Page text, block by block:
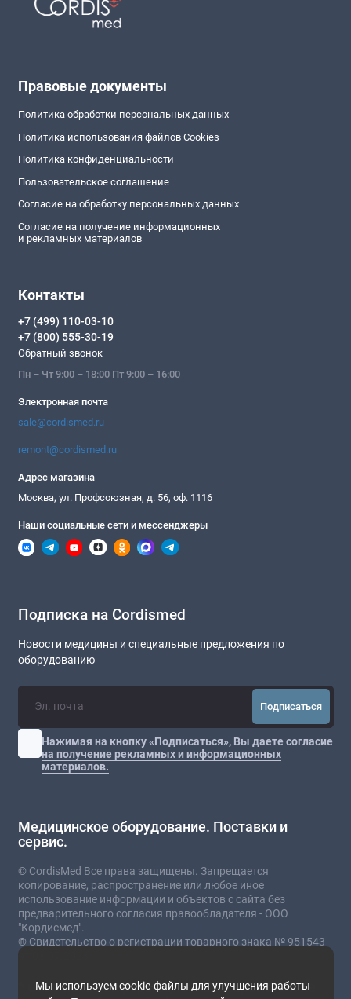
Мы используем cookie-файлы для улучшения работы
Правовые документы
Политика обработки персональных данных
Политика использования файлов Cookies
Политика конфиденциальности
Пользовательское соглашение
Согласие на обработку персональных данных
Согласие на получение информационных
и рекламных материалов
Контакты
+7 (499) 110-03-10
+7 (800) 555-30-19
Обратный звонок
Пн – Чт 9:00 – 18:00 Пт 9:00 – 16:00
Электронная почта
sale@cordismed.ru
remont@cordismed.ru
Адрес магазина
Москва, ул. Профсоюзная, д. 56, оф. 1116
Наши социальные сети и мессенджеры
Подписка на Cordismed
Новости медицины и специальные предложения по
оборудованию
Подписаться
Нажимая на кнопку «Подписаться», Вы даетесогласие
на получение рекламных и информационных
материалов.
Медицинское оборудование. Поставки и
сервис.
© CordisMed Все права защищены. Запрещается
копирование, распространение или любое иное
использование информации и объектов с сайта без
предварительного согласия правообладателя - ООО
"Кордисмед".
® Свидетельство о регистрации товарного знака № 951543
от 03.07.2023
* Сайт носит информационный характер и не